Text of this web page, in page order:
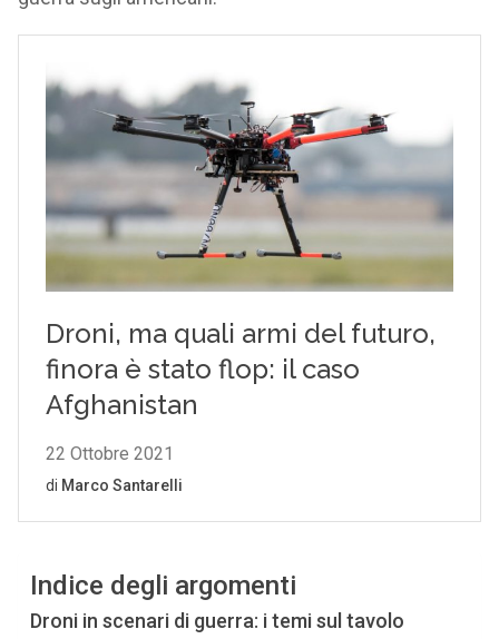
Indice degli argomenti
Droni in scenari di guerra: i temi sul tavolo